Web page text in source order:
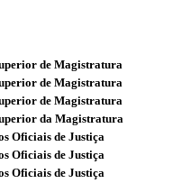
de Magistratura
de Magistratura
de Magistratura
da Magistratura
Oficiais de Justiça
Oficiais de Justiça
Oficiais de Justiça